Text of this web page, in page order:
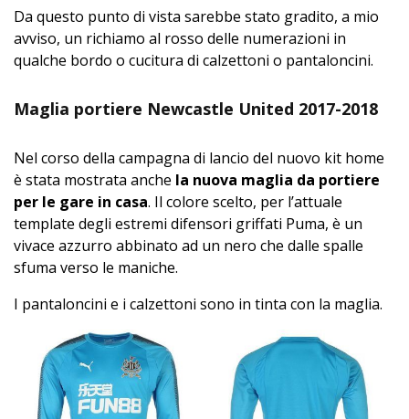
Da questo punto di vista sarebbe stato gradito, a mio
avviso, un richiamo al rosso delle numerazioni in
qualche bordo o cucitura di calzettoni o pantaloncini.
Maglia portiere Newcastle United 2017-2018
Nel corso della campagna di lancio del nuovo kit home
è stata mostrata anche la nuova maglia da portiere
per le gare in casa. Il colore scelto, per l’attuale
template degli estremi difensori griffati Puma, è un
vivace azzurro abbinato ad un nero che dalle spalle
sfuma verso le maniche.
I pantaloncini e i calzettoni sono in tinta con la maglia.